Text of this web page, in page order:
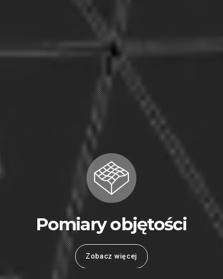
Pomiary objętości
Zobacz więcej